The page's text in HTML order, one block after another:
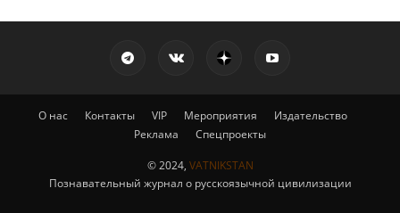
О нас Контакты VIP Мероприятия
Издательство
Реклама
Спецпроекты
© 2024, VATNIKSTAN
Познавательный журнал о русскоязычной цивилизации